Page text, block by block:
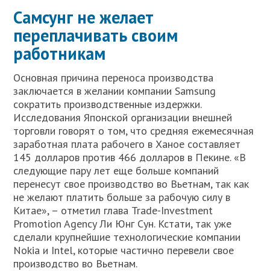
Самсунг не желает
переплачивать своим
работникам
Основная причина переноса производства
заключается в желании компании Samsung
сократить производственные издержки.
Исследования Японской организации внешней
торговли говорят о том, что средняя ежемесячная
заработная плата рабочего в Ханое составляет
145 долларов против 466 долларов в Пекине. «В
следующие пару лет еще больше компаний
перенесут свое производство во Вьетнам, так как
не желают платить больше за рабочую силу в
Китае», – отметил глава Trade-Investment
Promotion Agency Ли Юнг Сун. Кстати, так уже
сделали крупнейшие технологические компании
Nokia и Intel, которые частично перевели свое
производство во Вьетнам.